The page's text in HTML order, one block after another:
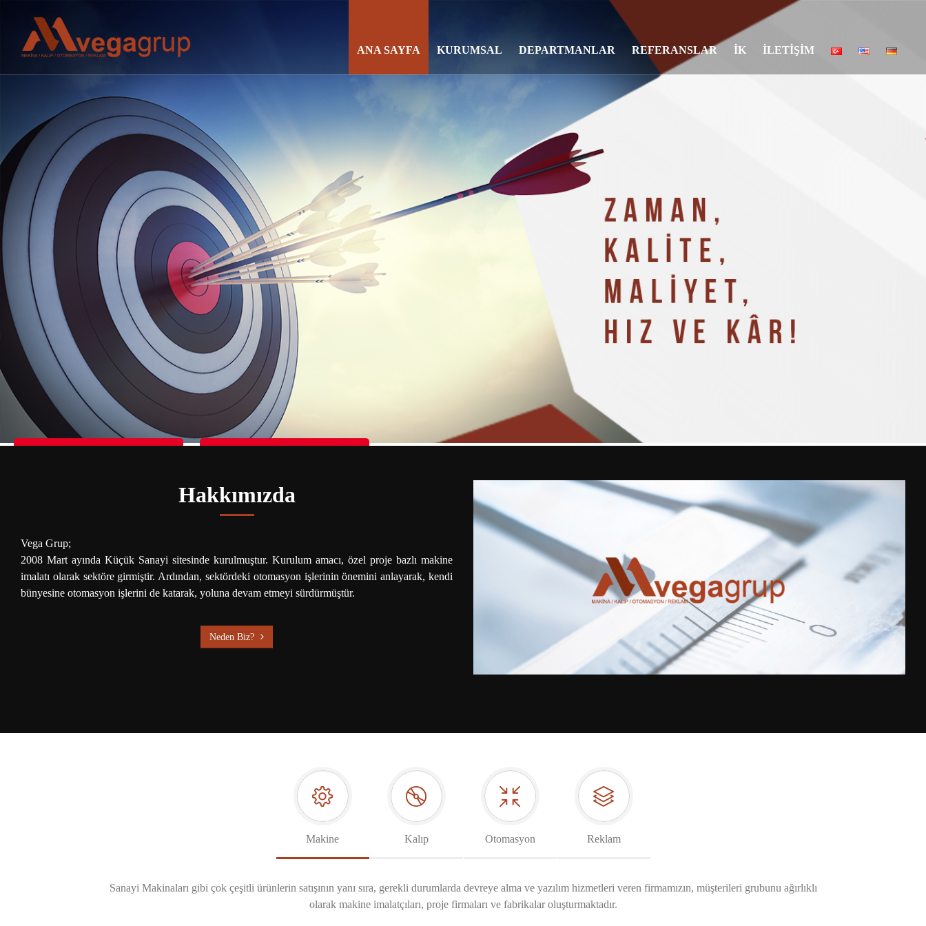
ANA SAYFA KURUMSAL DEPARTMANLAR REFERANSLAR İK İLETİŞİM
Hakkımızda
Vega Grup;
2008 Mart ayında Küçük Sanayi sitesinde kurulmuştur. Kurulum amacı, özel proje bazlı makine
imalatı olarak sektöre girmiştir. Ardından, sektördeki otomasyon işlerinin önemini anlayarak, kendi
bünyesine otomasyon işlerini de katarak, yoluna devam etmeyi sürdürmüştür.
Neden Biz?
Makine Kalıp Otomasyon Reklam
Sanayi Makinaları gibi çok çeşitli ürünlerin satışının yanı sıra, gerekli durumlarda devreye alma ve yazılım hizmetleri veren firmamızın, müşterileri grubunu ağırlıklı
olarak makine imalatçıları, proje firmaları ve fabrikalar oluşturmaktadır.